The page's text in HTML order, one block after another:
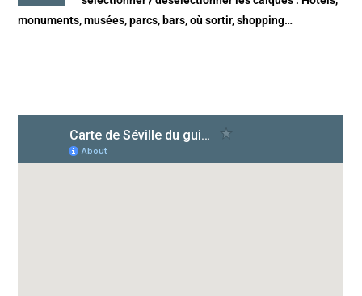
monuments, musées, parcs, bars, où sortir, shopping…